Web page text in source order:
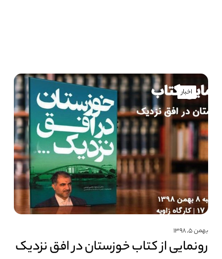
اخبار
بهمن ۵, ۱۳۹۸
رونمایی از کتاب خوزستان در افق نزدیک